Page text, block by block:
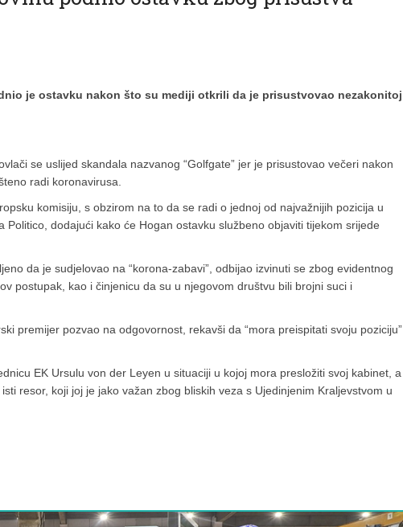
je ostavku nakon što su mediji otkrili da je prisustvovao nezakonitoj
se uslijed skandala nazvanog “Golfgate” jer je prisustovao večeri nakon
radi koronavirusa.
komisiju, s obzirom na to da se radi o jednoj od najvažnijih pozicija u
dodajući kako će Hogan ostavku službeno objaviti tijekom srijede
da je sudjelovao na “korona-zabavi”, odbijao izvinuti se zbog evidentnog
postupak, kao i činjenicu da su u njegovom društvu bili brojni suci i
premijer pozvao na odgovornost, rekavši da “mora preispitati svoju poziciju”
EK Ursulu von der Leyen u situaciji u kojoj mora presložiti svoj kabinet, a
resor, koji joj je jako važan zbog bliskih veza s Ujedinjenim Kraljevstvom u